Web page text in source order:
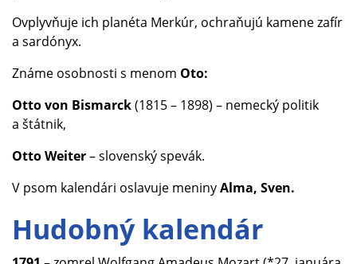
Ovplyvňuje ich planéta Merkúr, ochraňujú kamene zafír
a sardónyx.
Známe osobnosti s menom Oto:
Otto von Bismarck(1815 – 1898) – nemecký politik
a štátnik,
Otto Weiter– slovenský spevák.
V psom kalendári oslavuje meninyAlma, Sven.
Hudobný kalendár